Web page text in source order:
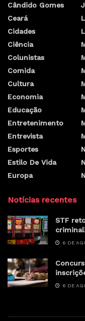
Cândido Gomes
Ceará
Cidades
Ciência
Colunistas
Comida
Cultura
Economia
Educação
Entretenimento
Entrevista
Esportes
Estilo De Vida
Europa
Notícias recentes
STF
6 DE
6 DE